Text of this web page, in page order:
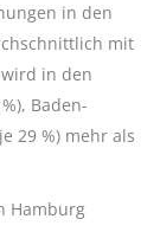
in den
mit
in den
Baden-
29 %) mehr als
Hamburg